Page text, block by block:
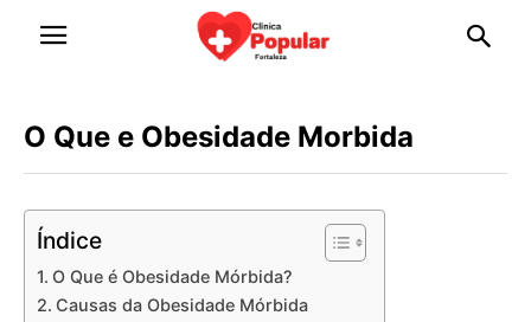
O Que e Obesidade Morbida
Índice
O Que é Obesidade Mórbida?
Causas da Obesidade Mórbida